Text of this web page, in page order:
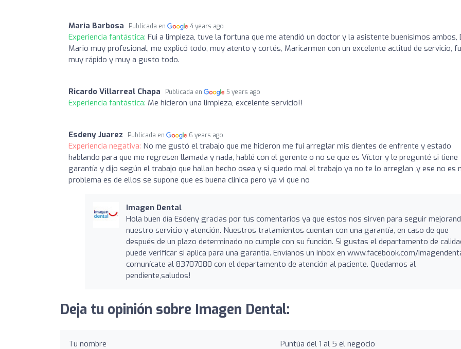
Maria Barbosa Publicada en 4 years ago
Experiencia fantástica: Fui a limpieza, tuve la fortuna que me atendió un doctor y la asistente buenísimos ambos,
Mario muy profesional, me explicó todo, muy atento y cortés, Maricarmen con un excelente actitud de servicio,
muy rápido y muy a gusto todo.
Ricardo Villarreal Chapa Publicada en 5 years ago
Experiencia fantástica: Me hicieron una limpieza, excelente servicio!!
Esdeny Juarez Publicada en 6 years ago
Experiencia negativa: No me gustó el trabajo que me hicieron me fui arreglar mis dientes de enfrente y estado
hablando para que me regresen llamada y nada, hablé con el gerente o no se que es Víctor y le pregunté si tiene
garantía y dijo según el trabajo que hallan hecho osea y si quedo mal el trabajo ya no te lo arreglan ,y ese no es
problema es de ellos se supone que es buena clinica pero ya vi que no
Imagen Dental
Hola buen día Esdeny gracias por tus comentarios ya que estos nos sirven para seguir
nuestro servicio y atención. Nuestros tratamientos cuentan con una garantía, en caso de que
después de un plazo determinado no cumple con su función. Si gustas el departamento de
puede verificar si aplica para una garantía. Envíanos un inbox en www.facebook.com/
comunícate al 83707080 con el departamento de atención al paciente. Quedamos al
pendiente,saludos!
Deja tu opinión sobre Imagen Dental:
Tu nombre Puntúa del 1 al 5 el negocio